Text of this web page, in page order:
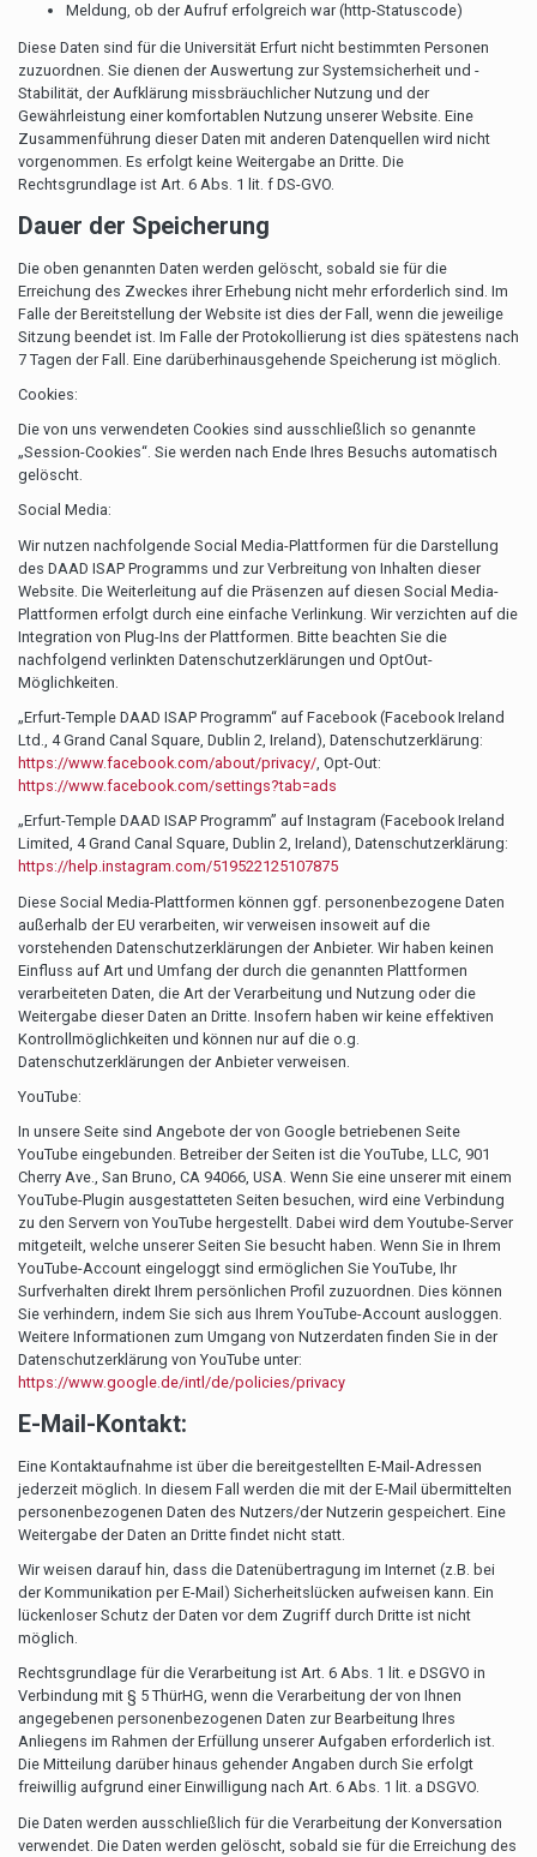
Meldung, ob der Aufruf erfolgreich war (http-Statuscode)
Diese Daten sind für die Universität Erfurt nicht bestimmten Personen
zuzuordnen. Sie dienen der Auswertung zur Systemsicherheit und -
Stabilität, der Aufklärung missbräuchlicher Nutzung und der
Gewährleistung einer komfortablen Nutzung unserer Website. Eine
Zusammenführung dieser Daten mit anderen Datenquellen wird nicht
vorgenommen. Es erfolgt keine Weitergabe an Dritte. Die
Rechtsgrundlage ist Art. 6 Abs. 1 lit. f DS-GVO.
Dauer der Speicherung
Die oben genannten Daten werden gelöscht, sobald sie für die
Erreichung des Zweckes ihrer Erhebung nicht mehr erforderlich sind. Im
Falle der Bereitstellung der Website ist dies der Fall, wenn die jeweilige
Sitzung beendet ist. Im Falle der Protokollierung ist dies spätestens nach
7 Tagen der Fall. Eine darüberhinausgehende Speicherung ist möglich.
Cookies:
Die von uns verwendeten Cookies sind ausschließlich so genannte
„Session-Cookies“. Sie werden nach Ende Ihres Besuchs automatisch
gelöscht.
Social Media:
Wir nutzen nachfolgende Social Media-Plattformen für die Darstellung
des DAAD ISAP Programms und zur Verbreitung von Inhalten dieser
Website. Die Weiterleitung auf die Präsenzen auf diesen Social Media-
Plattformen erfolgt durch eine einfache Verlinkung. Wir verzichten auf die
Integration von Plug-Ins der Plattformen. Bitte beachten Sie die
nachfolgend verlinkten Datenschutzerklärungen und OptOut-
Möglichkeiten.
„Erfurt-Temple DAAD ISAP Programm“ auf Facebook (Facebook Ireland
Ltd., 4 Grand Canal Square, Dublin 2, Ireland), Datenschutzerklärung:
https://www.facebook.com/about/privacy/, Opt-Out:
https://www.facebook.com/settings?tab=ads
„Erfurt-Temple DAAD ISAP Programm” auf Instagram (Facebook Ireland
Limited, 4 Grand Canal Square, Dublin 2, Ireland), Datenschutzerklärung:
https://help.instagram.com/519522125107875
Diese Social Media-Plattformen können ggf. personenbezogene Daten
außerhalb der EU verarbeiten, wir verweisen insoweit auf die
vorstehenden Datenschutzerklärungen der Anbieter. Wir haben keinen
Einfluss auf Art und Umfang der durch die genannten Plattformen
verarbeiteten Daten, die Art der Verarbeitung und Nutzung oder die
Weitergabe dieser Daten an Dritte. Insofern haben wir keine effektiven
Kontrollmöglichkeiten und können nur auf die o.g.
Datenschutzerklärungen der Anbieter verweisen.
YouTube:
In unsere Seite sind Angebote der von Google betriebenen Seite
YouTube eingebunden. Betreiber der Seiten ist die YouTube, LLC, 901
Cherry Ave., San Bruno, CA 94066, USA. Wenn Sie eine unserer mit einem
YouTube-Plugin ausgestatteten Seiten besuchen, wird eine Verbindung
zu den Servern von YouTube hergestellt. Dabei wird dem Youtube-Server
mitgeteilt, welche unserer Seiten Sie besucht haben. Wenn Sie in Ihrem
YouTube-Account eingeloggt sind ermöglichen Sie YouTube, Ihr
Surfverhalten direkt Ihrem persönlichen Profil zuzuordnen. Dies können
Sie verhindern, indem Sie sich aus Ihrem YouTube-Account ausloggen.
Weitere Informationen zum Umgang von Nutzerdaten finden Sie in der
Datenschutzerklärung von YouTube unter:
https://www.google.de/intl/de/policies/privacy
E-Mail-Kontakt:
Eine Kontaktaufnahme ist über die bereitgestellten E-Mail-Adressen
jederzeit möglich. In diesem Fall werden die mit der E-Mail übermittelten
personenbezogenen Daten des Nutzers/der Nutzerin gespeichert. Eine
Weitergabe der Daten an Dritte findet nicht statt.
Wir weisen darauf hin, dass die Datenübertragung im Internet (z.B. bei
der Kommunikation per E-Mail) Sicherheitslücken aufweisen kann. Ein
lückenloser Schutz der Daten vor dem Zugriff durch Dritte ist nicht
möglich.
Rechtsgrundlage für die Verarbeitung ist Art. 6 Abs. 1 lit. e DSGVO in
Verbindung mit § 5 ThürHG, wenn die Verarbeitung der von Ihnen
angegebenen personenbezogenen Daten zur Bearbeitung Ihres
Anliegens im Rahmen der Erfüllung unserer Aufgaben erforderlich ist.
Die Mitteilung darüber hinaus gehender Angaben durch Sie erfolgt
freiwillig aufgrund einer Einwilligung nach Art. 6 Abs. 1 lit. a DSGVO.
Die Daten werden ausschließlich für die Verarbeitung der Konversation
verwendet. Die Daten werden gelöscht, sobald sie für die Erreichung des